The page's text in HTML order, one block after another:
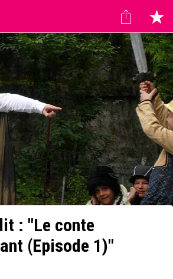
: "Le conte
(Episode 1)"